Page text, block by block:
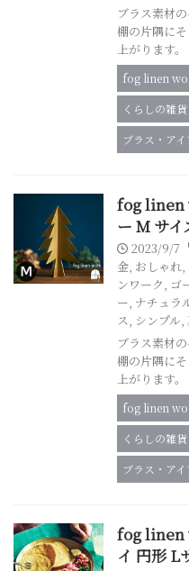
ブラス素材
棚の片隅に
上がります。
fog linen
くらしの雑貨
ブラス・ア
fog linen
ー M サイ
2023/9/7
金, おしゃれ,
ンワーク, ゴ
ー, ナチュラ
ス, シンプル,
ブラス素材
棚の片隅に
上がります。
fog linen
くらしの雑貨
ブラス・ア
fog linen
イ 円形 L